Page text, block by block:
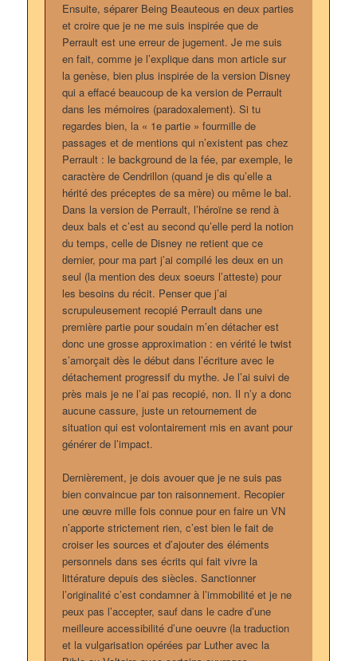
Ensuite, séparer Being Beauteous en deux parties
et croire que je ne me suis inspirée que de
Perrault est une erreur de jugement. Je me suis
en fait, comme je l’explique dans mon article sur
la genèse, bien plus inspirée de la version Disney
qui a effacé beaucoup de ka version de Perrault
dans les mémoires (paradoxalement). Si tu
regardes bien, la « 1e partie » fourmille de
passages et de mentions qui n’existent pas chez
Perrault : le background de la fée, par exemple, le
caractère de Cendrillon (quand je dis qu’elle a
hérité des préceptes de sa mère) ou même le bal.
Dans la version de Perrault, l’héroïne se rend à
deux bals et c’est au second qu’elle perd la notion
du temps, celle de Disney ne retient que ce
dernier, pour ma part j’ai compilé les deux en un
seul (la mention des deux soeurs l’atteste) pour
les besoins du récit. Penser que j’ai
scrupuleusement recopié Perrault dans une
première partie pour soudain m’en détacher est
donc une grosse approximation : en vérité le twist
s’amorçait dès le début dans l’écriture avec le
détachement progressif du mythe. Je l’ai suivi de
près mais je ne l’ai pas recopié, non. Il n’y a donc
aucune cassure, juste un retournement de
situation qui est volontairement mis en avant pour
générer de l’impact.
Dernièrement, je dois avouer que je ne suis pas
bien convaincue par ton raisonnement. Recopier
une œuvre mille fois connue pour en faire un VN
n’apporte strictement rien, c’est bien le fait de
croiser les sources et d’ajouter des éléments
personnels dans ses écrits qui fait vivre la
littérature depuis des siècles. Sanctionner
l’originalité c’est condamner à l’immobilité et je ne
peux pas l’accepter, sauf dans le cadre d’une
meilleure accessibilité d’une oeuvre (la traduction
et la vulgarisation opérées par Luther avec la